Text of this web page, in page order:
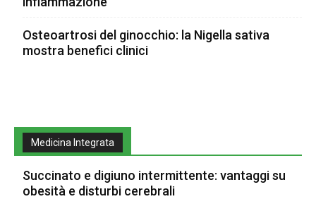
Osteoartrosi del ginocchio: la Nigella sativa
mostra benefici clinici
Medicina Integrata
Succinato e digiuno intermittente: vantaggi su
obesità e disturbi cerebrali